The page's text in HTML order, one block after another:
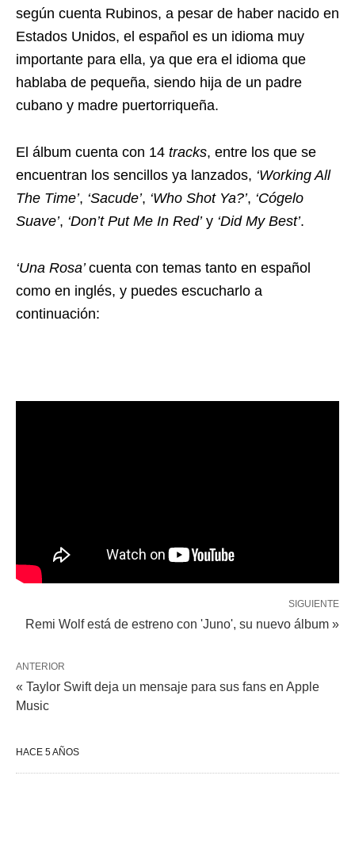
según cuenta Rubinos, a pesar de haber nacido en
Estados Unidos, el español es un idioma muy
importante para ella, ya que era el idioma que
hablaba de pequeña, siendo hija de un padre
cubano y madre puertorriqueña.
El álbum cuenta con 14 tracks, entre los que se
encuentran los sencillos ya lanzados, ‘Working All
The Time’, ‘Sacude’, ‘Who Shot Ya?’, ‘Cógelo
Suave’, ‘Don’t Put Me In Red’y ‘Did My Best’.
‘Una Rosa’cuenta con temas tanto en español
como en inglés, y puedes escucharlo a
continuación:
SIGUIENTE
Remi Wolf está de estreno con 'Juno', su nuevo álbum »
ANTERIOR
« Taylor Swift deja un mensaje para sus fans en Apple
Music
HACE 5 AÑOS